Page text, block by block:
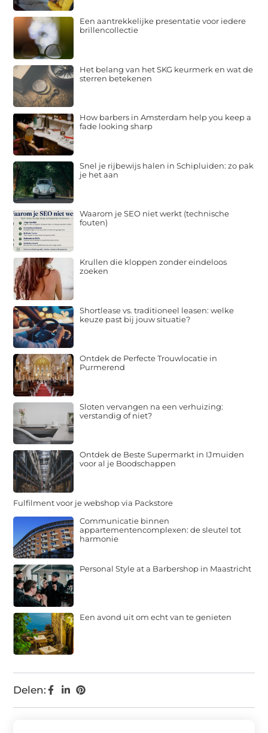
Delen:
Een aantrekkelijke presentatie voor iedere
brillencollectie
Het belang van het SKG keurmerk en wat de
sterren betekenen
How barbers in Amsterdam help you keep a
fade looking sharp
Snel je rijbewijs halen in Schipluiden: zo pak
je het aan
Waarom je SEO niet werkt (technische
fouten)
Krullen die kloppen zonder eindeloos
zoeken
Shortlease vs. traditioneel leasen: welke
keuze past bij jouw situatie?
Ontdek de Perfecte Trouwlocatie in
Purmerend
Sloten vervangen na een verhuizing:
verstandig of niet?
Ontdek de Beste Supermarkt in IJmuiden
voor al je Boodschappen
Fulfilment voor je webshop via Packstore
Communicatie binnen
appartementencomplexen: de sleutel tot
harmonie
Personal Style at a Barbershop in Maastricht
Een avond uit om echt van te genieten